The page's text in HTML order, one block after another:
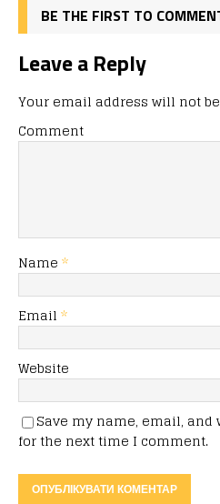
BE THE FIRST TO
Leave a Reply
Your email address will not
Comment
Name *
Email *
Website
Save my name, email,
for the next time I comment.